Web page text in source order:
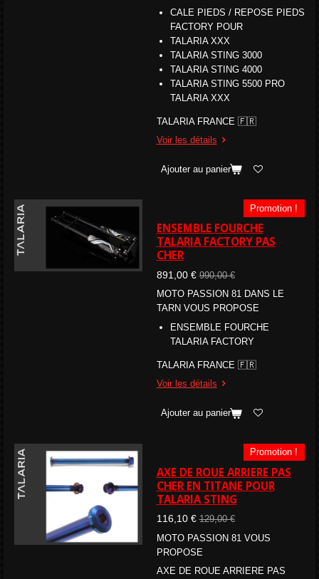
CALE PIEDS / REPOSE PIEDS
FACTORY POUR
TALARIA XXX
TALARIA STING 3000
TALARIA STING 4000
TALARIA STING 5500 PRO
TALARIA XXX
TALARIA FRANCE 🇫🇷
Voir les détails
Ajouter au panier
Promotion !
ENSEMBLE FOURCHE
TALARIA FACTORY PAS
CHER
891,00 € 990,00 €
MOTO PASSION 81 DANS LE
TARN VOUS PROPOSE
ENSEMBLE FOURCHE
TALARIA FACTORY
TALARIA FRANCE 🇫🇷
Voir les détails
Ajouter au panier
Promotion !
AXE DE ROUE ARRIERE PAS
CHER EN TITANE POUR
TALARIA STING
116,10 € 129,00 €
MOTO PASSION 81 VOUS
PROPOSE
AXE DE ROUE ARRIERE PAS